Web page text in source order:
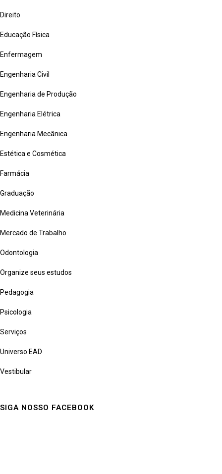
Direito
Educação Física
Enfermagem
Engenharia Civil
Engenharia de Produção
Engenharia Elétrica
Engenharia Mecânica
Estética e Cosmética
Farmácia
Graduação
Medicina Veterinária
Mercado de Trabalho
Odontologia
Organize seus estudos
Pedagogia
Psicologia
Serviços
Universo EAD
Vestibular
SIGA NOSSO FACEBOOK